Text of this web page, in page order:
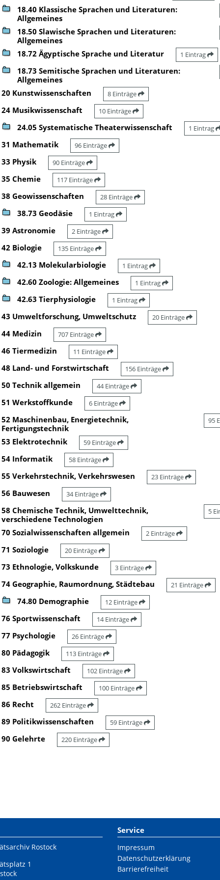
18.40 Klassische Sprachen und Literaturen:
Allgemeines
18.50 Slawische Sprachen und Literaturen:
Allgemeines
18.72 Ägyptische Sprache und Literatur
1 Eintrag
18.73 Semitische Sprachen und Literaturen:
Allgemeines
20 Kunstwissenschaften
8 Einträge
24 Musikwissenschaft 10 Einträge
24.05 Systematische Theaterwissenschaft 1 Eintrag
31 Mathematik 96 Einträge
33 Physik 90 Einträge
35 Chemie 117 Einträge
38 Geowissenschaften 28 Einträge
38.73 Geodäsie 1 Eintrag
39 Astronomie 2 Einträge
42 Biologie 135 Einträge
42.13 Molekularbiologie 1 Eintrag
42.60 Zoologie: Allgemeines 1 Eintrag
42.63 Tierphysiologie 1 Eintrag
43 Umweltforschung, Umweltschutz 20 Einträge
44 Medizin 707 Einträge
46 Tiermedizin 11 Einträge
48 Land- und Forstwirtschaft 156 Einträge
50 Technik allgemein 44 Einträge
51 Werkstoffkunde 6 Einträge
52 Maschinenbau, Energietechnik,
Fertigungstechnik
95
53 Elektrotechnik 59 Einträge
54 Informatik 58 Einträge
55 Verkehrstechnik, Verkehrswesen 23 Einträge
56 Bauwesen 34 Einträge
58 Chemische Technik, Umwelttechnik,
verschiedene Technologien
5
70 Sozialwissenschaften allgemein 2 Einträge
71 Soziologie 20 Einträge
73 Ethnologie, Volkskunde 3 Einträge
74 Geographie, Raumordnung, Städtebau 21 Einträge
74.80 Demographie 12 Einträge
76 Sportwissenschaft 14 Einträge
77 Psychologie 26 Einträge
80 Pädagogik 113 Einträge
83 Volkswirtschaft 102 Einträge
85 Betriebswirtschaft 100 Einträge
86 Recht 262 Einträge
89 Politikwissenschaften 59 Einträge
90 Gelehrte 220 Einträge
Rostock
1
Service
Impressum
Datenschutzerklärung
Barrierefreiheit